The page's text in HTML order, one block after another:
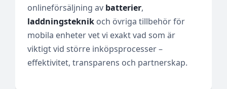
onlineförsäljning av batterier,
laddningsteknik och övriga tillbehör för
mobila enheter vet vi exakt vad som är
viktigt vid större inköpsprocesser –
effektivitet, transparens och partnerskap.